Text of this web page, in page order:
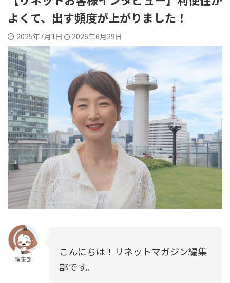
よくて、出す頻度が上がりました！
2025年7月1日 2026年6月29日
編集部
こんにちは！リネットマガジン編集
部です。